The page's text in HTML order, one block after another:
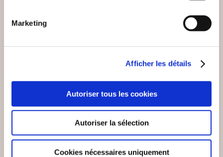
Marketing
Afficher les détails
Autoriser tous les cookies
Autoriser la sélection
Cookies nécessaires uniquement